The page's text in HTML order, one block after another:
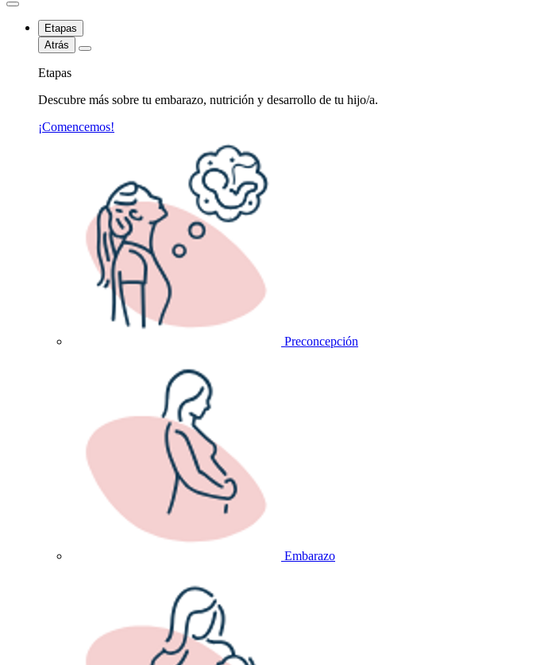
Etapas
Atrás
Etapas
Descubre más sobre tu embarazo, nutrición y desarrollo de tu hijo/a.
¡Comencemos!
Preconcepción
Embarazo